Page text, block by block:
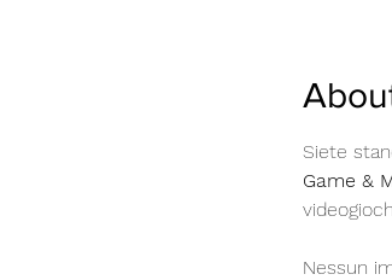
Siete
Game &
Nessun